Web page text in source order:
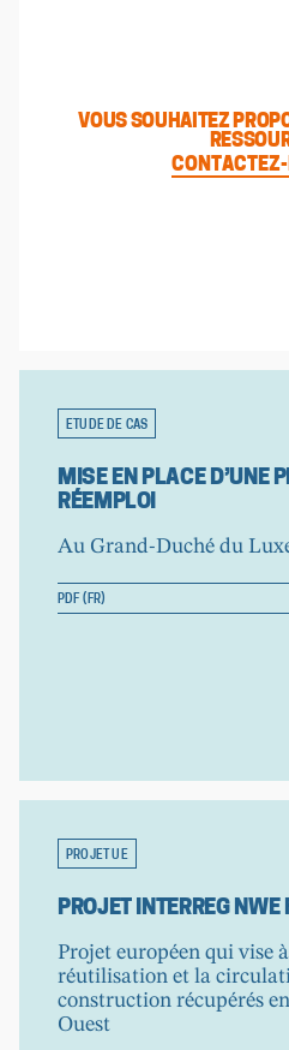
VOUS SOUHAITEZ
ETUDE DE CAS
MISE EN PLACE D’UNE
RÉEMPLOI
Au Grand-Duché du
PDF (FR)
PROJET UE
PROJET INTERREG NWE
Projet européen qui vise
réutilisation et la
construction récupérés
Ouest